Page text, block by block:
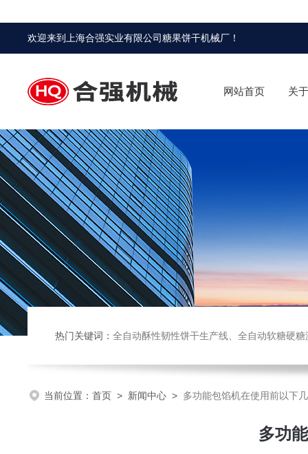
欢迎来到 上海合强实业有限公司糖果饼干机械厂 ！
网站首页 关
热门关键词： 全自动酥性韧性饼干生产线、全自动软糖硬糖浇注生产线、巧克力浇注生产线、桃酥饼干机、多功能曲奇机、热风旋
当前位置： 首页 > 新闻中心 > 多功能包馅机在使用前以下
多功